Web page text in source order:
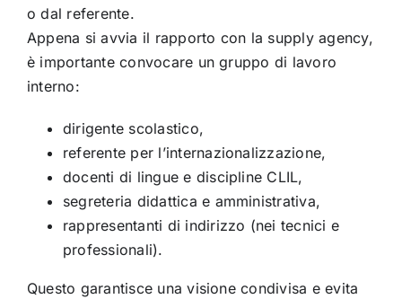
o dal referente.
Appena si avvia il rapporto con la supply agency,
è importante convocare un gruppo di lavoro
interno:
dirigente scolastico,
referente per l’internazionalizzazione,
docenti di lingue e discipline CLIL,
segreteria didattica e amministrativa,
rappresentanti di indirizzo (nei tecnici e
professionali).
Questo garantisce una visione condivisa e evita